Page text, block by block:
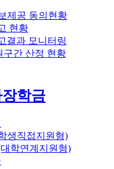
제공 동의현황
현황
결과 모니터링
구간 산정 현황
학금
생직접지원형)
학연계지원형)